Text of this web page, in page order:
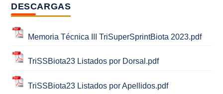
DESCARGAS
Memoria Técnica III TriSuperSprintBiota 2023.pdf
TriSSBiota23 Listados por Dorsal.pdf
TriSSBiota23 Listados por Apellidos.pdf